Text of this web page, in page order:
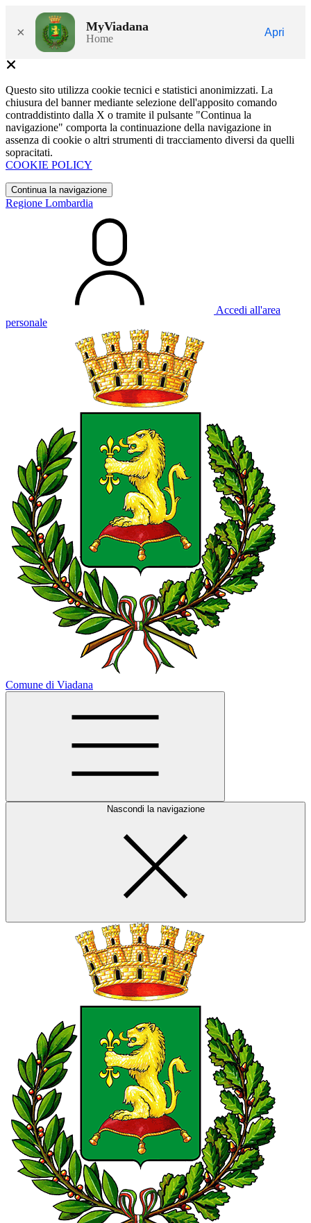
× MyViadana
Home
Apri
Questo sito utilizza cookie tecnici e statistici anonimizzati. La
chiusura del banner mediante selezione dell'apposito comando
contraddistinto dalla X o tramite il pulsante "Continua la
navigazione" comporta la continuazione della navigazione in
assenza di cookie o altri strumenti di tracciamento diversi da quelli
sopracitati.
COOKIE POLICY
Continua la navigazione
Regione Lombardia
Accedi all'area
personale
Comune di Viadana
Nascondi la navigazione